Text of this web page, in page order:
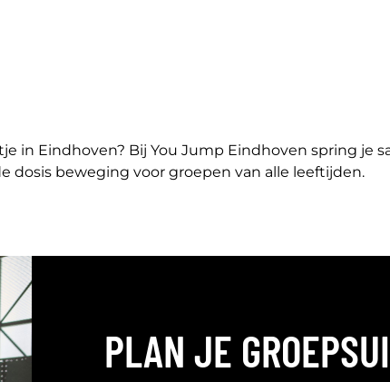
in Eindhoven? Bij You Jump Eindhoven spring je
dosis beweging voor groepen van alle leeftijden.
PLAN JE